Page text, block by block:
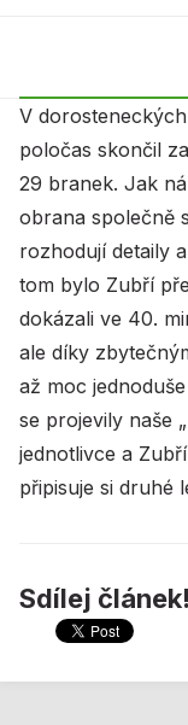
V
poločas skončil
29 branek. Jak
obrana společně
rozhodují detaily
tom bylo Zubří
dokázali ve 40.
ale díky
až moc
se projevily naše
jednotlivce a
připisuje si druhé
Sdílej článek!